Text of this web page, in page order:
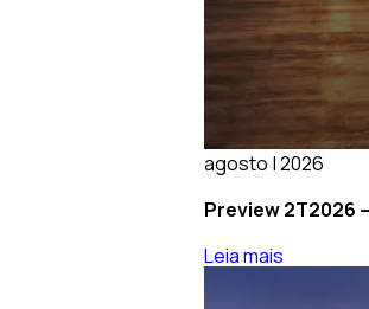
agosto | 2026
Preview 2T2026
Leia mais